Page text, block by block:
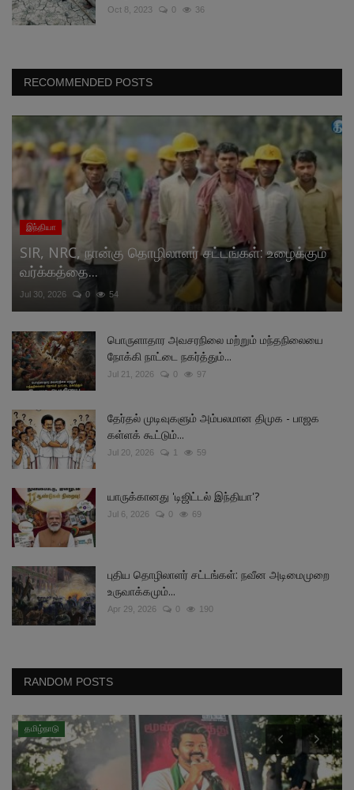
Oct 8, 2023 0 36
RECOMMENDED POSTS
இந்தியா
SIR, NRC, நான்கு தொழிலாளர் சட்டங்கள்: உழைக்கும்
வர்க்கத்தை...
Jul 30, 2026 0 54
பொருளாதார அவசரநிலை மற்றும் மந்தநிலையை
நோக்கி நாட்டை நகர்த்தும்...
Jul 21, 2026 0 97
தேர்தல் முடிவுகளும் அம்பலமான திமுக - பாஜக
கள்ளக் கூட்டும்...
Jul 20, 2026 1 59
யாருக்கானது 'டிஜிட்டல் இந்தியா'?
Jul 6, 2026 0 69
புதிய தொழிலாளர் சட்டங்கள்: நவீன அடிமைமுறை
உருவாக்கமும்...
Apr 29, 2026 0 190
RANDOM POSTS
தமிழ்நாடு